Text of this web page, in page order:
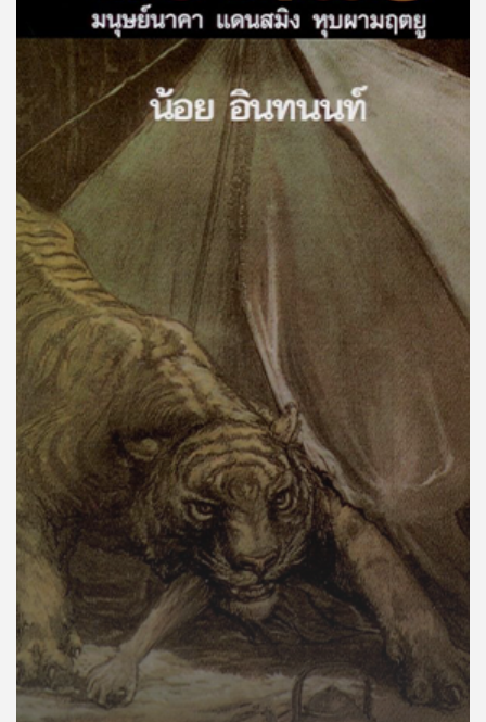
ย์
สต์
ของ
คุณ
เพลง
บทความ
ข่าว
และ
กิจกรรม
เกี่ยว
กับ
เรา
เครือ
ข่าย
วิทยุ